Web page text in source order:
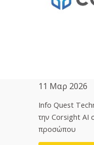
11 Μαρ 2026
Info Quest
την Corsight AI
προσώπου